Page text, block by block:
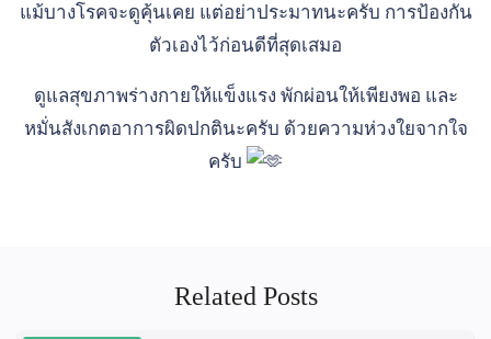
แม้บางโรคจะดูคุ้นเคย แต่อย่าประมาทนะครับ การป้องกัน
ตัวเองไว้ก่อนดีที่สุดเสมอ
ดูแลสุขภาพร่างกายให้แข็งแรง พักผ่อนให้เพียงพอ และ
หมั่นสังเกตอาการผิดปกตินะครับ ด้วยความห่วงใยจากใจ
ครับ
Related Posts